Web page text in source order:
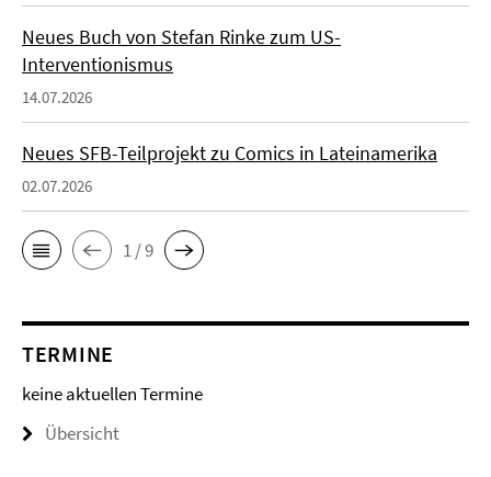
Neues Buch von Stefan Rinke zum US-
Interventionismus
14.07.2026
Neues SFB-Teilprojekt zu Comics in Lateinamerika
02.07.2026
1 / 9
TERMINE
keine aktuellen Termine
Übersicht